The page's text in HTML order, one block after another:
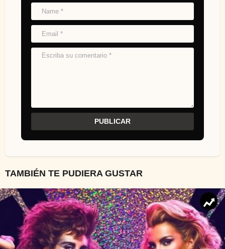
TAMBIÉN TE PUDIERA GUSTAR